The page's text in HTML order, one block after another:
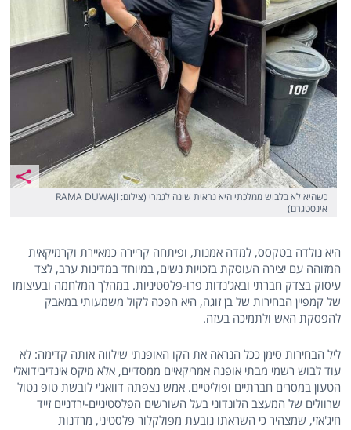
כשהיא לא בלבוש ממלכתי היא נראית שונה לגמרי (צילום: RAMA DUWAJI
אינסטגרם)
היא נולדה בטקסס, למדה אמנות, ופיתחה קריירה כמאיירת וקרמיקאית
המזוהה עם יצירה העוסקת בזכויות נשים, במיוחד במדינות ערב, לצד
עיסוק בצדק חברתי ובאג'נדות פרו-פלסטיניות. במהלך המלחמה ובעיצומו
של קמפיין הבחירות של בן זוגה, היא הפכה לקול משמעותי במאבק
להפסקת האש ולתמיכה בעזה.
ליל הבחירות סימן ככל הנראה את הקו האופנתי שילווה אותה קדימה: לא
עוד לבוש רשמי מבתי אופנה אמריקאיים ממסדיים, אלא מיקס אינדיבידואלי
הטעון במסרים חברתיים ופוליטיים. אמש נצפתה דוואג'י לובשת טופ נטול
שרוולים של המעצב הלונדוני בעל השורשים הפלסטיניים-ירדניים זייד
חיג'אזי, שמצהיר כי השראתו נובעת מפולקלור פלסטיני, מרדנות